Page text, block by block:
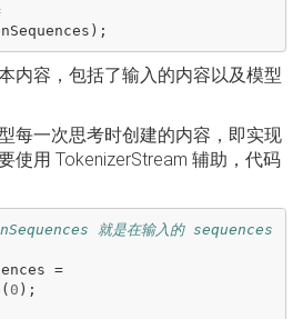
);
内容，包括了输入的内容以及模型
每一次思考时创建的内容，即实现
使用 TokenizerStream 辅助，代码
就是在输入的 sequences
=
( 0 );